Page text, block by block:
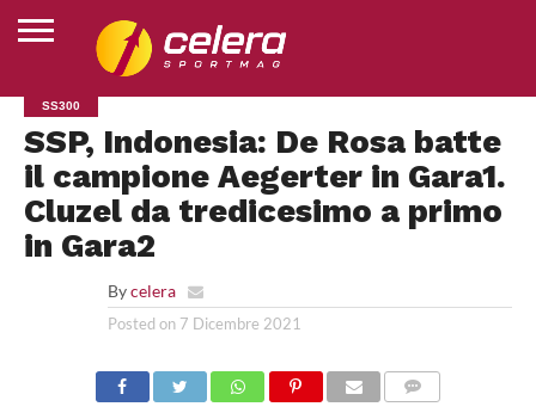
HOME
MOTOGP
SUPERBIKE
MOTOJUNIOR
ESPORTS
ALTRI
SPORT
CLASSIFICHE
CHI
SIAMO
SS300
SSP, Indonesia: De Rosa batte
il campione Aegerter in Gara1.
Cluzel da tredicesimo a primo
in Gara2
By celera
Posted on 7 Dicembre 2021